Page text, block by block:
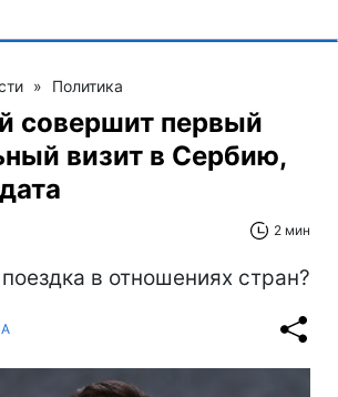
» Политика
совершит первый
визит в Сербию,
2 мин
в отношениях стран?